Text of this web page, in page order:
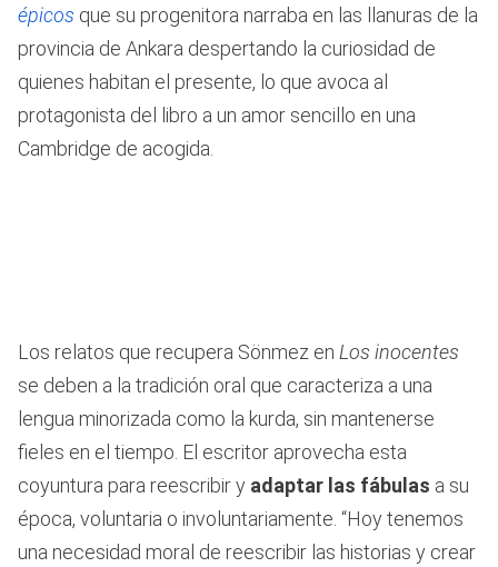
épicos que su progenitora narraba en las llanuras de la
provincia de Ankara despertando la curiosidad de
quienes habitan el presente, lo que avoca al
protagonista del libro a un amor sencillo en una
Cambridge de acogida.
Los relatos que recupera Sönmez en Los inocentes
se deben a la tradición oral que caracteriza a una
lengua minorizada como la kurda, sin mantenerse
fieles en el tiempo. El escritor aprovecha esta
coyuntura para reescribir y adaptar las fábulas a su
época, voluntaria o involuntariamente. “Hoy tenemos
una necesidad moral de reescribir las historias y crear